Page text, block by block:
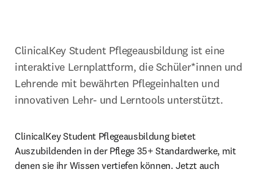
ClinicalKey Student Pflegeausbildung ist eine
interaktive Lernplattform, die Schüler*innen und
Lehrende mit bewährten Pflegeinhalten und
innovativen Lehr- und Lerntools unterstützt.
ClinicalKey Student Pflegeausbildung bietet
Auszubildenden in der Pflege 35+ Standardwerke, mit
denen sie ihr Wissen vertiefen können. Jetzt auch